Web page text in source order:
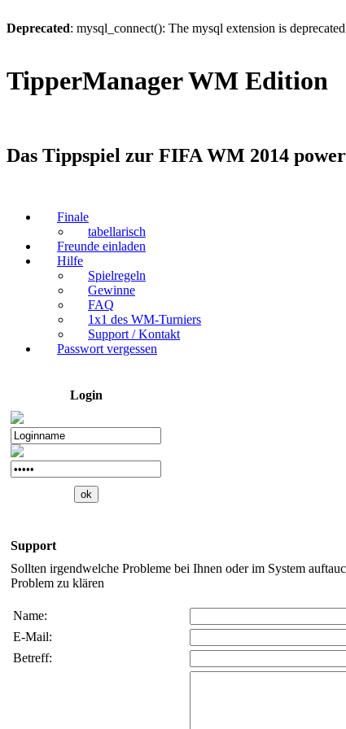
Deprecated: mysql_connect(): The mysql extension is
TipperManager WM Edition
Das Tippspiel zur FIFA WM 2014
Finale
tabellarisch
Freunde einladen
Hilfe
Spielregeln
Gewinne
FAQ
1x1 des WM-Turniers
Support / Kontakt
Passwort vergessen
Login
Support
Sollten irgendwelche Probleme bei Ihnen oder im System
Problem zu klären
Name:
E-Mail:
Betreff: